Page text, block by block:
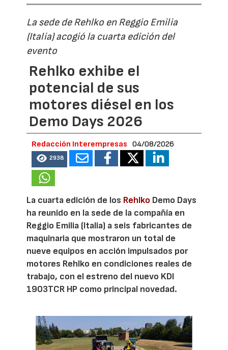
La sede de Rehlko en Reggio Emilia
(Italia) acogió la cuarta edición del
evento
Rehlko exhibe el
potencial de sus
motores diésel en los
Demo Days 2026
Redacción Interempresas 04/08/2026
2938
La cuarta edición de los Rehlko Demo Days
ha reunido en la sede de la compañía en
Reggio Emilia (Italia) a seis fabricantes de
maquinaria que mostraron un total de
nueve equipos en acción impulsados por
motores Rehlko en condiciones reales de
trabajo, con el estreno del nuevo KDI
1903TCR HP como principal novedad.